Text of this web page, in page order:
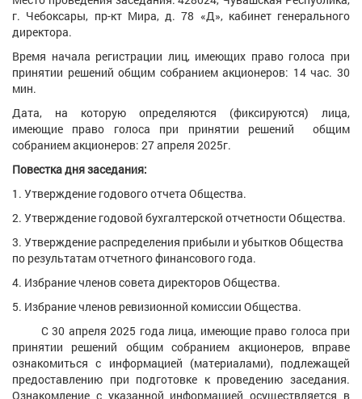
г. Чебоксары, пр-кт Мира, д. 78 «Д», кабинет генерального
директора.
Время начала регистрации лиц, имеющих право голоса при
принятии решений общим собранием акционеров: 14 час. 30
мин.
Дата, на которую определяются (фиксируются) лица,
имеющие право голоса при принятии решений общим
собранием акционеров: 27 апреля 2025г.
Повестка дня заседания:
1. Утверждение годового отчета Общества.
2. Утверждение годовой бухгалтерской отчетности Общества.
3. Утверждение распределения прибыли и убытков Общества
по результатам отчетного финансового года.
4. Избрание членов совета директоров Общества.
5. Избрание членов ревизионной комиссии Общества.
С 30 апреля 2025 года лица, имеющие право голоса при
принятии решений общим собранием акционеров, вправе
ознакомиться с информацией (материалами), подлежащей
предоставлению при подготовке к проведению заседания.
Ознакомление с указанной информацией осуществляется в